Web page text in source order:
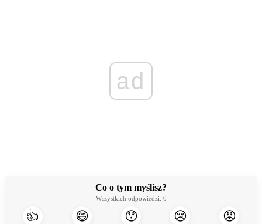
ad
Co o tym myślisz?
Wszystkich odpowiedzi: 0
👍 😄 😯 😢 😡